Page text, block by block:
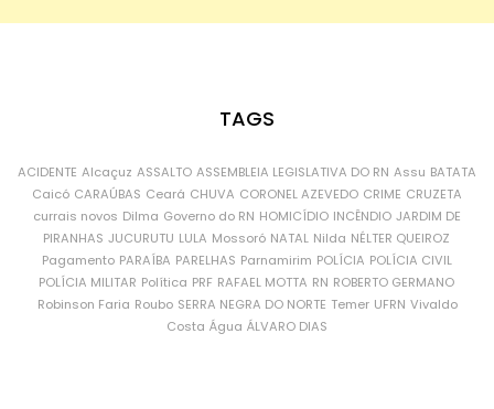
TAGS
ACIDENTE Alcaçuz ASSALTO ASSEMBLEIA LEGISLATIVA DO RN Assu BATATA
Caicó CARAÚBAS Ceará CHUVA CORONEL AZEVEDO CRIME CRUZETA
currais novos Dilma Governo do RN HOMICÍDIO INCÊNDIO JARDIM DE
PIRANHAS JUCURUTU LULA Mossoró NATAL Nilda NÉLTER QUEIROZ
Pagamento PARAÍBA PARELHAS Parnamirim POLÍCIA POLÍCIA CIVIL
POLÍCIA MILITAR Política PRF RAFAEL MOTTA RN ROBERTO GERMANO
Robinson Faria Roubo SERRA NEGRA DO NORTE Temer UFRN Vivaldo
Costa Água ÁLVARO DIAS